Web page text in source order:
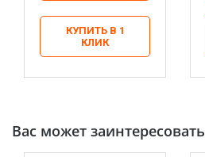
КУПИТЬ В 1
КЛИК
Вас может заинтересовать